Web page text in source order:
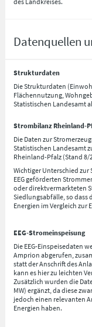
Datenquellen
Strukturdaten
Die Strukturdaten
Flächennutzung,
Statistischen Landesamt
Strombilanz Rheinland-
Die Daten zur
Statistischen Landesamt
Rheinland-Pfalz (Stand 8/
Wichtiger Unterschied
EEG geförderten
oder direktvermarkteten
Siedlungsabfälle, so dass
Energien im Vergleich zur
EEG-Stromeinspeisung
Die EEG-Einspeisedaten
Amprion abgerufen,
statt der Anschrift des
kann es hier zu leichten
Zusätzlich wurden die
MW) ergänzt, da diese
jedoch einen relevanten
Energien haben.